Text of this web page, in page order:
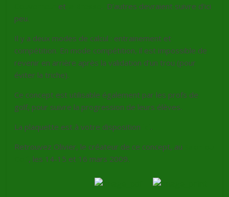
et
. D’autres devraient suivre d’ici
peu.
Il y a deux modes de calcul : entrainement et
compétition. En mode compétition, il est impossible de
revenir en arrière après la validation d’un trou (pour
éviter la triche).
Ce concept est utilisable également par les profs de
golf, pour suivre la progression de leurs élèves.
La plaquette est à votre disposition
.
Retrouvez Olivier, le créateur de ce concept, au
, les 14-15 et 16 mars 2009.